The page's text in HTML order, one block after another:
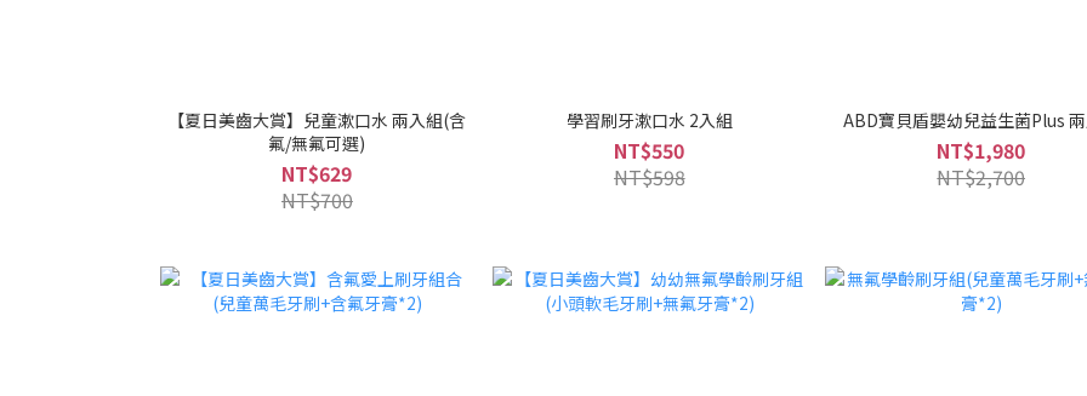
【夏日美齒大賞】兒童漱口水 兩入組(含
氟/無氟可選)
NT$629
NT$700
學習刷牙漱口水 2入組
NT$550
NT$598
ABD寶貝盾嬰幼兒益生菌Plus
NT$1,980
NT$2,700